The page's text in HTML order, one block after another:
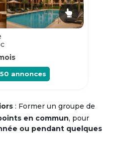
annonces
: Former un groupe de
en commun, pour
ou pendant quelques